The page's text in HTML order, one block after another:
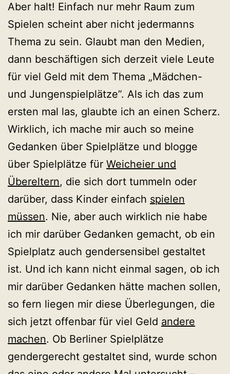
Aber halt! Einfach nur mehr Raum zum
Spielen scheint aber nicht jedermanns
Thema zu sein. Glaubt man den Medien,
dann beschäftigen sich derzeit viele Leute
für viel Geld mit dem Thema „Mädchen-
und Jungenspielplätze”. Als ich das zum
ersten mal las, glaubte ich an einen Scherz.
Wirklich, ich mache mir auch so meine
Gedanken über Spielplätze und blogge
über Spielplätze für Weicheier und
Übereltern, die sich dort tummeln oder
darüber, dass Kinder einfach spielen
müssen. Nie, aber auch wirklich nie habe
ich mir darüber Gedanken gemacht, ob ein
Spielplatz auch gendersensibel gestaltet
ist. Und ich kann nicht einmal sagen, ob ich
mir darüber Gedanken hätte machen sollen,
so fern liegen mir diese Überlegungen, die
sich jetzt offenbar für viel Geld andere
machen. Ob Berliner Spielplätze
gendergerecht gestaltet sind, wurde schon